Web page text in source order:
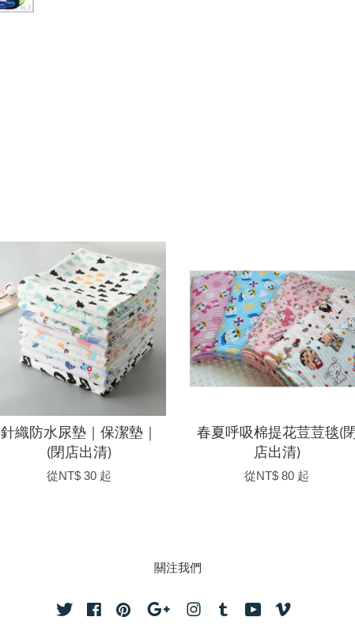
針織防水尿墊｜保潔墊｜
(閉店出清)
從NT$ 30 起
春夏呼吸棉提花荳荳毯(閉
店出清)
從NT$ 80 起
關注我們
Twitter FacebookPinterest Google Instagram
Tumblr YouTube